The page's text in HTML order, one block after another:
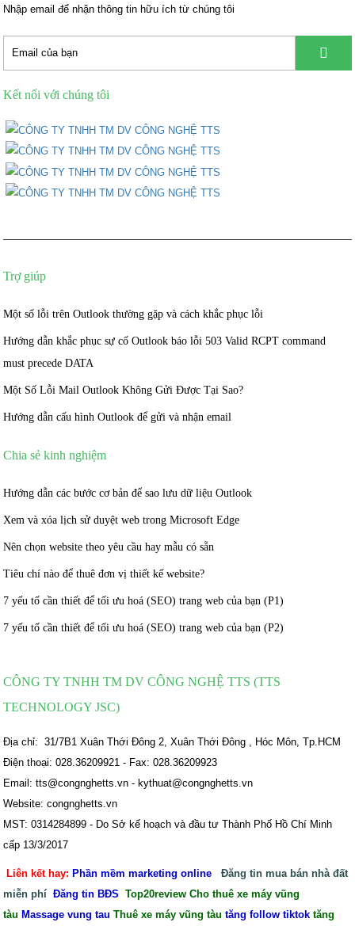
Nhập email để nhận thông tin hữu ích từ chúng tôi
Kết nối với chúng tôi
Trợ giúp
Một số lỗi trên Outlook thường gặp và cách khắc phục lỗi
Hướng dẫn khắc phục sự cố Outlook báo lỗi 503 Valid RCPT command
must precede DATA
Một Số Lỗi Mail Outlook Không Gửi Được Tại Sao?
Hướng dẫn cấu hình Outlook để gửi và nhận email
Chia sẻ kinh nghiệm
Hướng dẫn các bước cơ bản để sao lưu dữ liệu Outlook
Xem và xóa lịch sử duyệt web trong Microsoft Edge
Nên chọn website theo yêu cầu hay mẫu có sẵn
Tiêu chí nào để thuê đơn vị thiết kế website?
7 yếu tố cần thiết để tối ưu hoá (SEO) trang web của bạn (P1)
7 yếu tố cần thiết để tối ưu hoá (SEO) trang web của bạn (P2)
CÔNG TY TNHH TM DV CÔNG NGHỆ TTS (TTS
TECHNOLOGY JSC)
Địa chỉ: 31/7B1 Xuân Thới Đông 2, Xuân Thới Đông , Hóc Môn, Tp.HCM
Điện thoại: 028.36209921 - Fax: 028.36209923
Email: tts@congnghetts.vn - kythuat@congnghetts.vn
Website: congnghetts.vn
MST: 0314284899 - Do Sở kế hoạch và đầu tư Thành Phố Hồ Chí Minh
cấp 13/3/2017
Liên kết hay: Phần mềm marketing online
Đăng tin mua bán nhà đất
miễn phí Đăng tin BĐS Top20review Cho thuê xe máy vũng
tàu Massage vung tau Thuê xe máy vũng tàu tăng follow tiktok tăng